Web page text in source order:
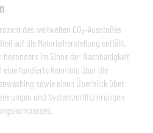
des weltweiten CO₂-Ausstoßes
auf die Materialherstellung entfällt.
besonders im Sinne der Nachhaltigkeit
fundierte Kenntnis über die
sowie einen Überblick über
und Systemzertifizierungen